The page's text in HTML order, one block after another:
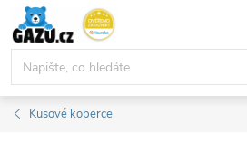
Přejít
obsah
Kusové koberce